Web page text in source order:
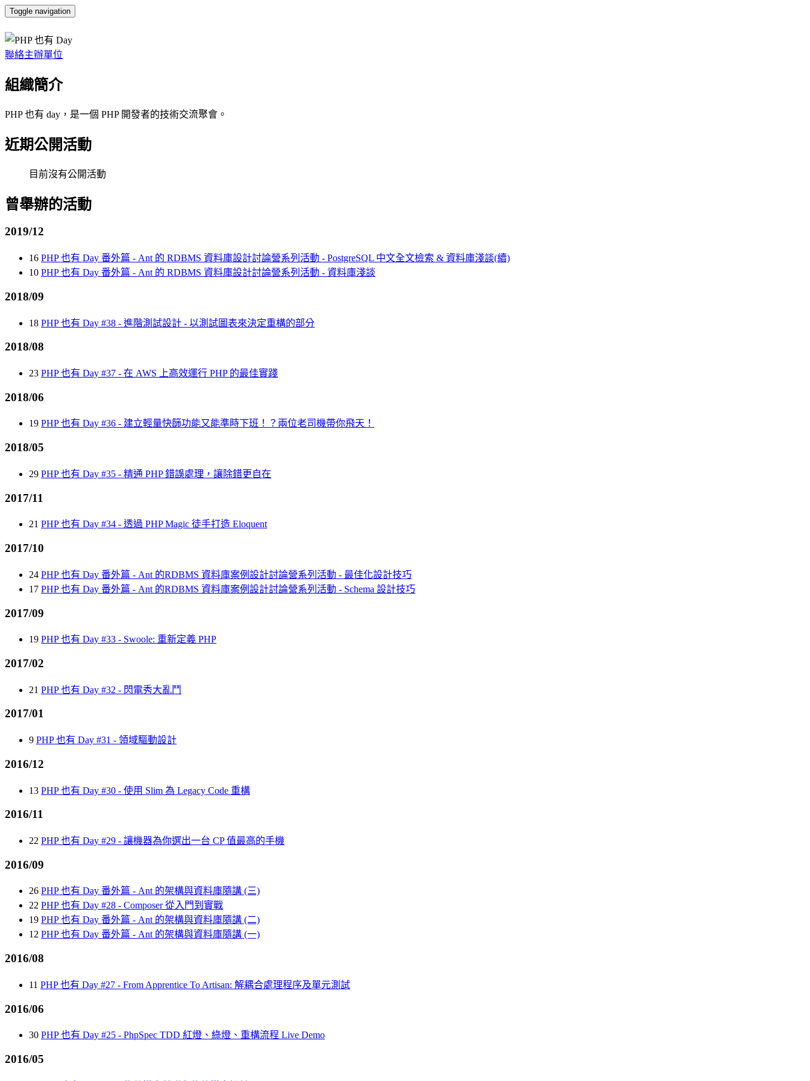
Toggle navigation
聯絡主辦單位
組織簡介
PHP 也有 day，是一個 PHP 開發者的技術交流聚會。
近期公開活動
目前沒有公開活動
曾舉辦的活動
2019/12
16 PHP 也有 Day 番外篇 - Ant 的 RDBMS 資料庫設計討論營系列活動 - PostgreSQL 中文全文檢索 & 資料庫淺談(續)
10 PHP 也有 Day 番外篇 - Ant 的 RDBMS 資料庫設計討論營系列活動 - 資料庫淺談
2018/09
18 PHP 也有 Day #38 - 進階測試設計 - 以測試圖表來決定重構的部分
2018/08
23 PHP 也有 Day #37 - 在 AWS 上高效運行 PHP 的最佳實踐
2018/06
19 PHP 也有 Day #36 - 建立輕量快篩功能又能準時下班！？兩位老司機帶你飛天！
2018/05
29 PHP 也有 Day #35 - 精通 PHP 錯誤處理，讓除錯更自在
2017/11
21 PHP 也有 Day #34 - 透過 PHP Magic 徒手打造 Eloquent
2017/10
24 PHP 也有 Day 番外篇 - Ant 的RDBMS 資料庫案例設計討論營系列活動 - 最佳化設計技巧
17 PHP 也有 Day 番外篇 - Ant 的RDBMS 資料庫案例設計討論營系列活動 - Schema 設計技巧
2017/09
19 PHP 也有 Day #33 - Swoole: 重新定義 PHP
2017/02
21 PHP 也有 Day #32 - 閃電秀大亂鬥
2017/01
9 PHP 也有 Day #31 - 領域驅動設計
2016/12
13 PHP 也有 Day #30 - 使用 Slim 為 Legacy Code 重構
2016/11
22 PHP 也有 Day #29 - 讓機器為你選出一台 CP 值最高的手機
2016/09
26 PHP 也有 Day 番外篇 - Ant 的架構與資料庫隨講 (三)
22 PHP 也有 Day #28 - Composer 從入門到實戰
19 PHP 也有 Day 番外篇 - Ant 的架構與資料庫隨講 (二)
12 PHP 也有 Day 番外篇 - Ant 的架構與資料庫隨講 (一)
2016/08
11 PHP 也有 Day #27 - From Apprentice To Artisan: 解耦合處理程序及單元測試
2016/06
30 PHP 也有 Day #25 - PhpSpec TDD 紅燈、綠燈、重構流程 Live Demo
2016/05